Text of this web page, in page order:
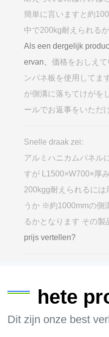
簡単に言いますと約
中で200kg耐えられる
Als een dergelijk
ervan、 価格をおしえ
ンパネ板を使用してま
が側溝に落ちてけがを
ールでお返事をいただ
Snelle draak zei:
アルミハニカムパネル
すが L1500×W700×厚
200kgg耐えられるには
うか ※約1000mmの側
るかとなります その製
prijs vertellen?
hete
Dit zijn onze best